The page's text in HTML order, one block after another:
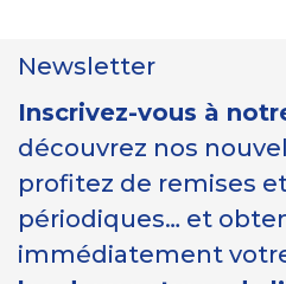
Newsletter
Inscrivez-vous à
découvrez nos
profitez de remises
périodiques… et
immédiatement